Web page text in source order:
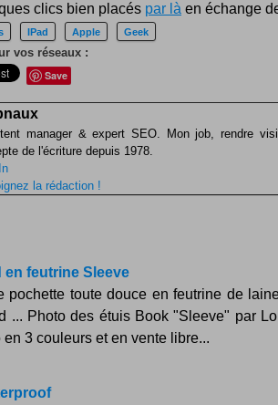
clics bien placés par là en échange
IPad Apple Geek
vos réseaux :
Save
manager & expert SEO. Mon job, rendre
de l'écriture depuis 1978.
la rédaction !
en feutrine Sleeve
pochette toute douce en feutrine de
... Photo des étuis Book "Sleeve" par
3 couleurs et en vente libre...